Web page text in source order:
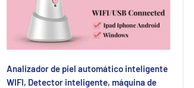
Analizador de piel automático inteligente
WIFI, Detector inteligente, máquina de